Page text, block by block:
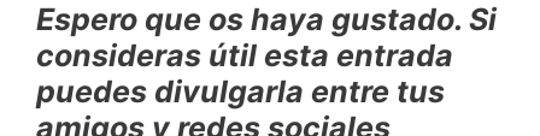
Espero que os haya gustado. Si
consideras útil esta entrada
puedes divulgarla entre tus
amigos y redes sociales